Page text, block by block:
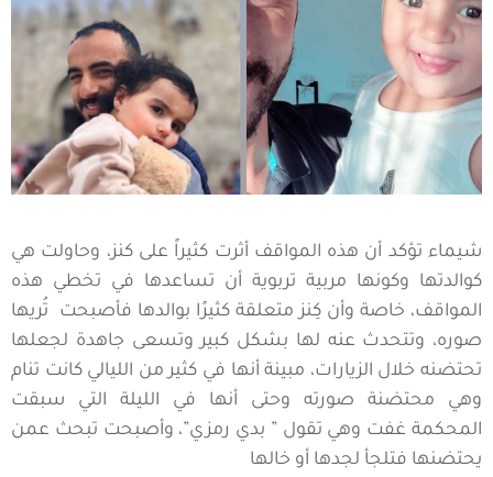
شيماء تؤكد أن هذه المواقف أثرت كثيراً على كنز، وحاولت هي
كوالدتها وكونها مربية تربوية أن تساعدها في تخطي هذه
المواقف، خاصة وأن كِنز متعلقة كثيرًا بوالدها فأصبحت تُريها
صوره، وتتحدث عنه لها بشكل كبير وتسعى جاهدة لجعلها
تحتضنه خلال الزيارات، مبينة أنها في كثير من الليالي كانت تنام
وهي محتضنة صورته وحتى أنها في الليلة التي سبقت
المحكمة غفت وهي تقول ” بدي رمزي”، وأصبحت تبحث عمن
يحتضنها فتلجأ لجدها أو خالها